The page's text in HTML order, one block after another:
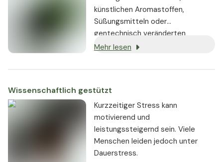
künstlichen Aromastoffen,
Süßungsmitteln oder
gentechnisch veränderten
Substanzen. Wo immer möglich,
Zutaten verwendet.
Mehr lesen
Wissenschaftlich gestützt
Kurzzeitiger Stress kann
motivierend und
leistungssteigernd sein. Viele
Menschen leiden jedoch unter
Dauerstress.